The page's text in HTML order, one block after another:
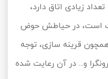
زیادی اتاق دارد،
است، در حیاطش حوض
قرینه سازی، توجه
و... در آن رعایت شده